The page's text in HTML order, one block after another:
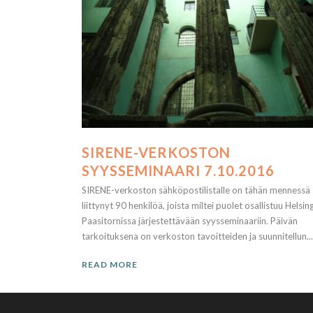
SIRENE-VERKOSTON
SYYSSEMINAARI 7.10.2016
SIRENE-verkoston sähköpostilistalle on tähän mennessä
liittynyt 90 henkilöä, joista miltei puolet osallistuu
Paasitornissa järjestettävään syysseminaariin. Päivän
tarkoituksena on verkoston tavoitteiden ja suunnitellun...
READ MORE